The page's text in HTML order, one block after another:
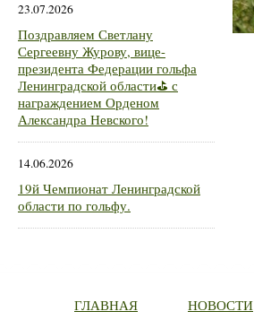
23.07.2026
Поздравляем Светлану
Сергеевну Журову, вице-
президента Федерации гольфа
Ленинградской области⛳ с
награждением Орденом
Александра Невского!
14.06.2026
19й Чемпионат Ленинградской
области по гольфу.
ГЛАВНАЯ НОВОСТИ